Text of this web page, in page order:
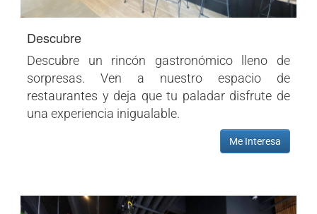
Descubre
Descubre un rincón gastronómico lleno de
sorpresas. Ven a nuestro espacio de
restaurantes y deja que tu paladar disfrute de
una experiencia inigualable.
Me Interesa